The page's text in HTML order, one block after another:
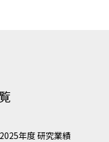
2025年度 研究業績